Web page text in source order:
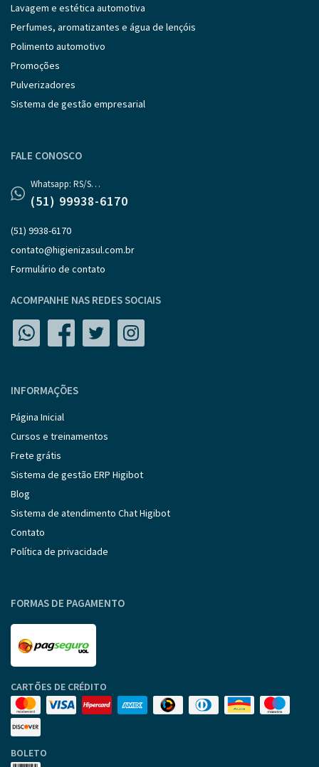
Lavagem e estética automotiva
Perfumes, aromatizantes e água de lençóis
Polimento automotivo
Promoções
Pulverizadores
Sistema de gestão empresarial
FALE CONOSCO
Whatsapp: RS/SC/PR
(51) 99938-6170
(51) 9938-6170
contato@higienizasul.com.br
Formulário de contato
ACOMPANHE NAS REDES SOCIAIS
INFORMAÇÕES
Página Inicial
Cursos e treinamentos
Frete grátis
Sistema de gestão ERP Higibot
Blog
Sistema de atendimento Chat Higibot
Contato
Política de privacidade
FORMAS DE PAGAMENTO
CARTÕES DE CRÉDITO
BOLETO